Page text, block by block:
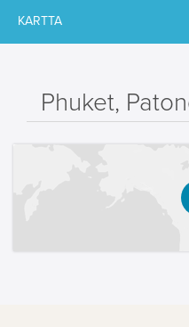
KARTTA
Phuket,